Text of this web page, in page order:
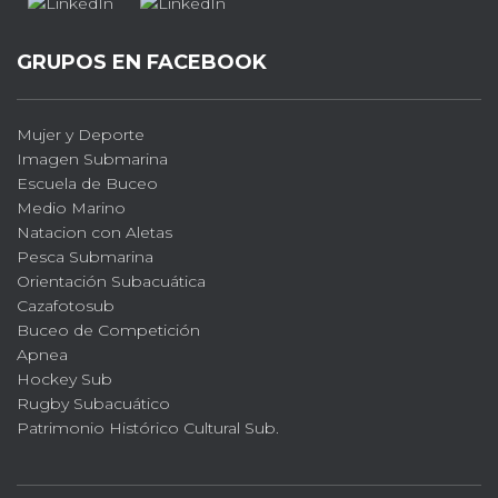
GRUPOS EN FACEBOOK
Mujer y Deporte
Imagen Submarina
Escuela de Buceo
Medio Marino
Natacion con Aletas
Pesca Submarina
Orientación Subacuática
Cazafotosub
Buceo de Competición
Apnea
Hockey Sub
Rugby Subacuático
Patrimonio Histórico Cultural Sub.